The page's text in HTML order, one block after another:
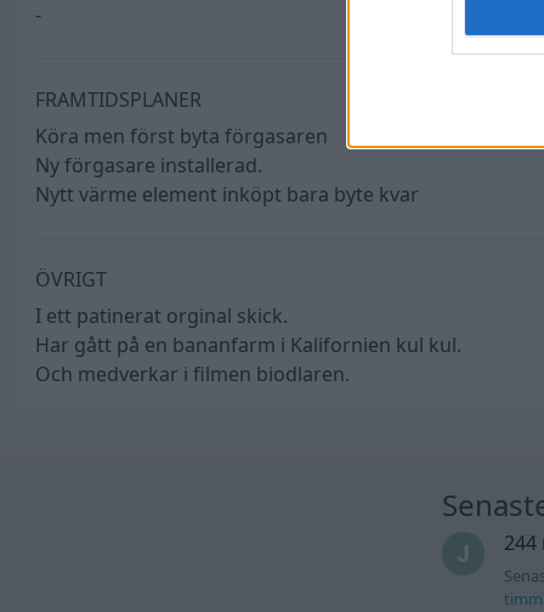
-
FRAMTIDSPLANER
Köra men först byta förgasaren
Ny förgasare installerad.
Nytt värme element inköpt bara byte kvar
ÖVRIGT
I ett patinerat orginal skick.
Har gått på en bananfarm i Kalifornien kul kul.
Och medverkar i filmen biodlaren.